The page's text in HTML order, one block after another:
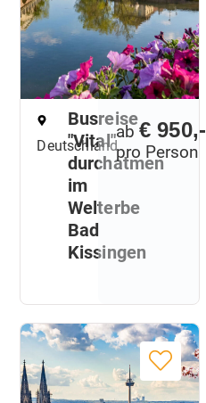
Deutschland
Busreise
"Vital"
durchatmen
im
Welterbe
Bad
Kissingen
ab€ 950,-
pro Person